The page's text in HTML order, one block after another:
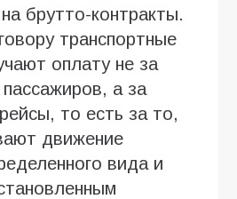
брутто-контракты.
транспортные
оплату не за
а за
то есть за то,
движение
вида и